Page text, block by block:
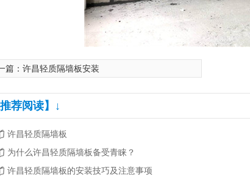
篇： 许昌轻质隔墙板安装
推荐阅读】↓
许昌轻质隔墙板
为什么许昌轻质隔墙板备受青睐？
许昌轻质隔墙板的安装技巧及注意事项